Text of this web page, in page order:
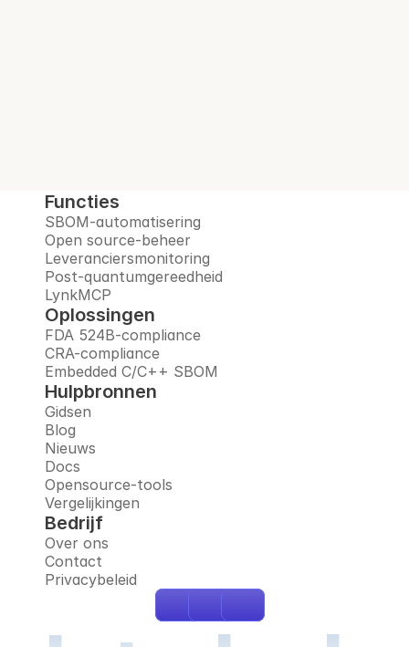
Functies
SBOM-automatisering
Open source-beheer
Leveranciersmonitoring
Post-quantumgereedheid
LynkMCP
Oplossingen
FDA 524B-compliance
CRA-compliance
Embedded C/C++ SBOM
Hulpbronnen
Gidsen
Blog
Nieuws
Docs
Opensource-tools
Vergelijkingen
Bedrijf
Over ons
Contact
Privacybeleid